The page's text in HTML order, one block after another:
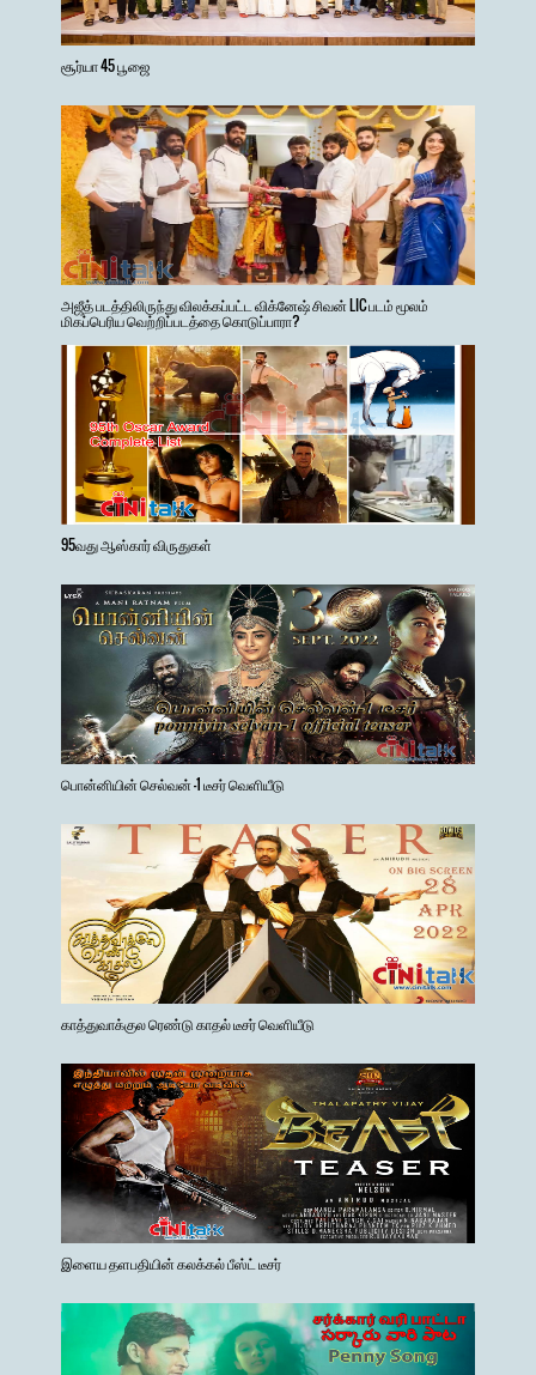
சூர்யா 45 பூஜை
அஜீத் படத்திலிருந்து விலக்கப்பட்ட விக்னேஷ் சிவன் LIC படம் மூலம்
மிகப்பெரிய வெற்றிப்படத்தை கொடுப்பாரா?
95வது ஆஸ்கார் விருதுகள்
பொன்னியின் செல்வன் -1 டீசர் வெளியீடு
காத்துவாக்குல ரெண்டு காதல் டீசர் வெளியீடு
இளைய தளபதியின் கலக்கல் பீஸ்ட் டீசர்